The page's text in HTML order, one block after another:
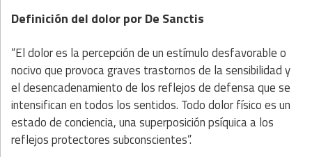
Definición del dolor por De Sanctis
“El dolor es la percepción de un estímulo desfavorable o
nocivo que provoca graves trastornos de la sensibilidad y
el desencadenamiento de los reflejos de defensa que se
intensifican en todos los sentidos. Todo dolor físico es un
estado de conciencia, una superposición psíquica a los
reflejos protectores subconscientes”.